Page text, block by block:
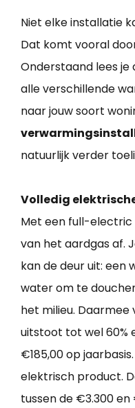
Niet elke installatie
Dat komt vooral
Onderstaand lees
alle verschillende
naar jouw soort
natuurlijk verder
Volledig
Met een full-electric
van het aardgas af.
kan de deur uit: een
water om te
het milieu. Daarmee
uitstoot tot wel 60%
€185,00 op
elektrisch product.
tussen de €3.300